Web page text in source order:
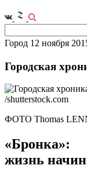
Город 12 ноября
Городская
ФОТО Thomas
«Бронка»:
жизнь